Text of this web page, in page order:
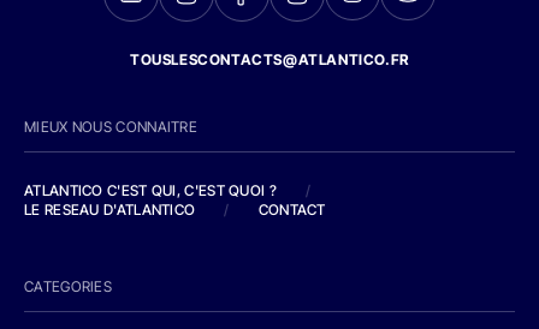
TOUSLESCONTACTS@ATLANTICO.FR
MIEUX NOUS CONNAITRE
ATLANTICO C'EST QUI, C'EST QUOI ?
/
LE RESEAU D'ATLANTICO
/ CONTACT
CATEGORIES